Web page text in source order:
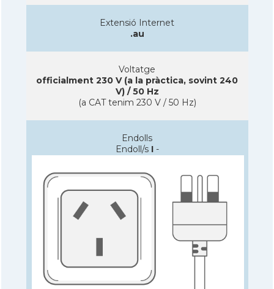
Extensió Internet
.au
Voltatge
officialment 230 V (a la pràctica, sovint 240
V) / 50 Hz
(a CAT tenim 230 V / 50 Hz)
Endolls
Endoll/s I-